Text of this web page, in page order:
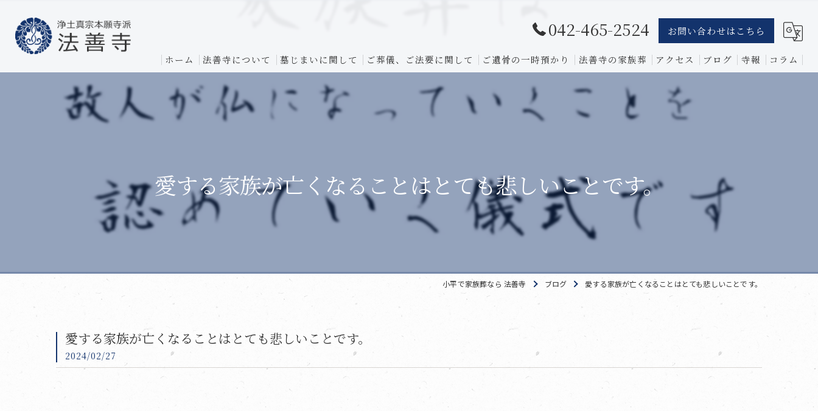
042-465-2524 お問い合わせはこちら
ホーム 法善寺について 墓じまいに関して ご葬儀、ご法要に関して ご遺骨の一時預かり 法善寺の家族葬
1日葬
アクセス ブログ 寺報 コラム
愛する家族が亡くなることはとても悲しいことです。
小平で家族葬なら 法善寺 ブログ 愛する家族が亡くなることはとても悲しいことです。
愛する家族が亡くなることはとても悲しいことです。
2024/02/27